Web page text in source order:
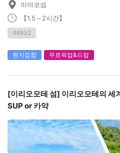
미야코섬
【1.5～2시간】
46932
현지집합 무료픽업&드랍
[이리오모테 섬] 이리오모테의 세
SUP or 카약